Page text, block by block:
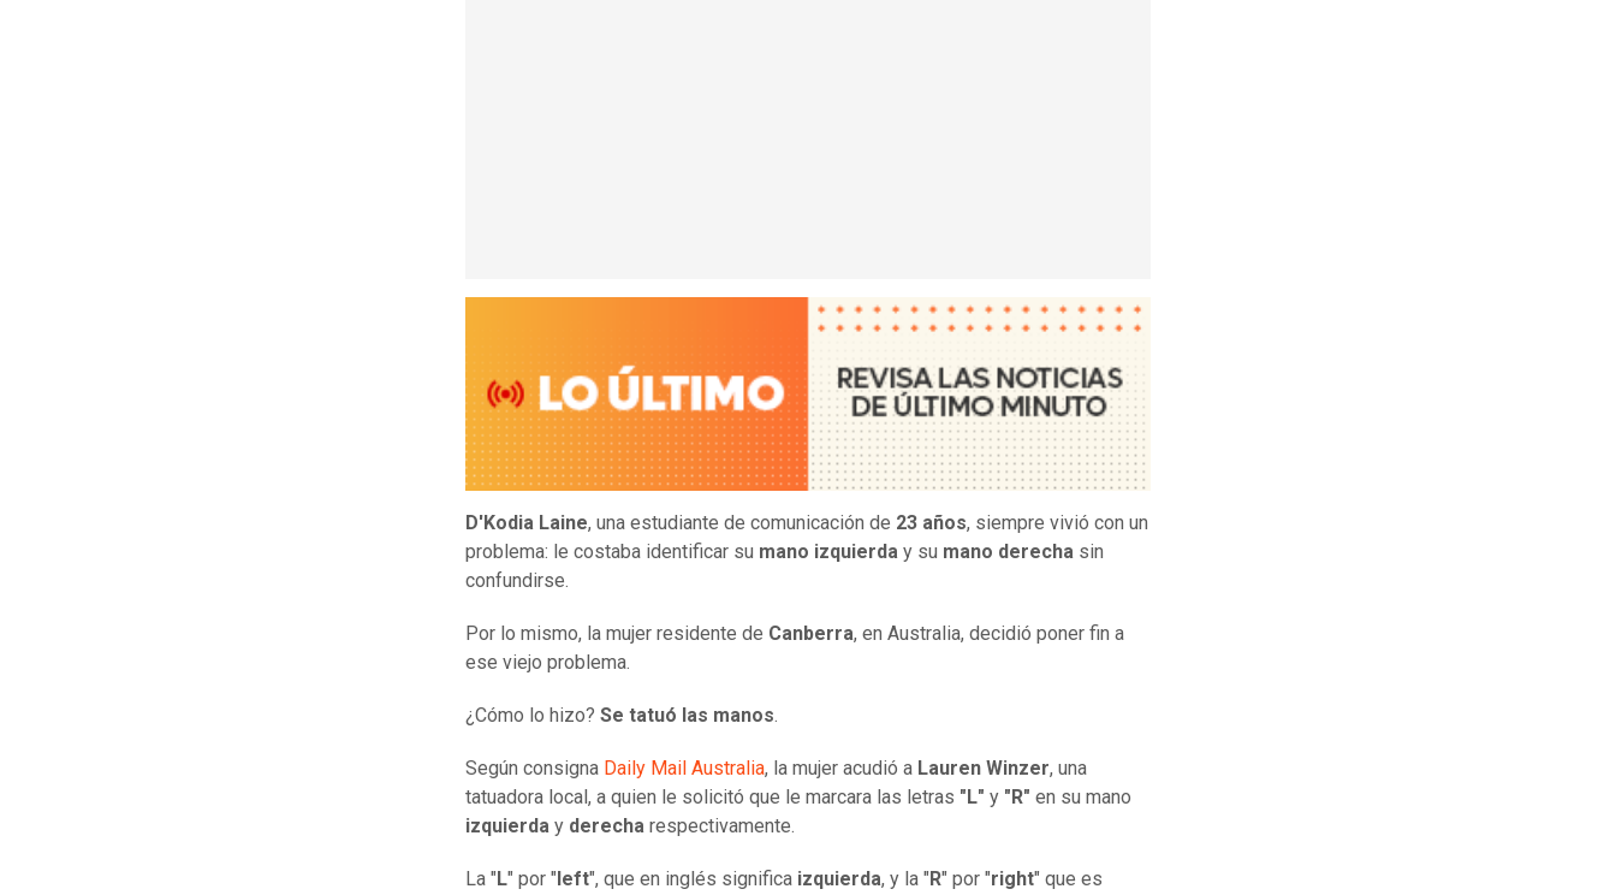
D'Kodia Laine, una estudiante de comunicación de 23 años, siempre vivió con un
problema: le costaba identificar su mano izquierda y su mano derecha sin
confundirse.
Por lo mismo, la mujer residente de Canberra, en Australia, decidió poner fin a
ese viejo problema.
¿Cómo lo hizo? Se tatuó las manos.
Según consigna Daily Mail Australia, la mujer acudió a Lauren Winzer, una
tatuadora local, a quien le solicitó que le marcara las letras "L" y "R" en su mano
izquierda y derecha respectivamente.
La " L" por " left", que en inglés significa izquierda, y la " R" por "right" que es